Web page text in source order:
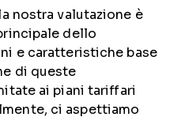
nostra valutazione è
dello
e caratteristiche base
di queste
ai piani tariffari
ci aspettiamo